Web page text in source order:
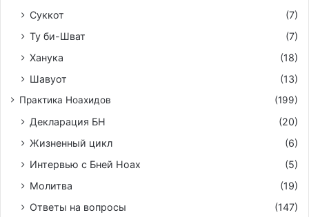
Суккот
(7)
Ту би-Шват
(7)
Ханука
(18)
Шавуот
(13)
Практика Ноахидов (199)
Декларация БН
(20)
Жизненный цикл
(6)
Интервью с Бней Ноах
(5)
Молитва
(19)
Ответы на вопросы
(147)